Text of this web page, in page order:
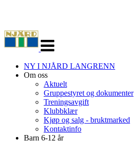
navigasjon
NY I NJÅRD LANGRENN
Om oss
Aktuelt
Gruppestyret og dokumenter
Treningsavgift
Klubbklær
Kjøp og salg - bruktmarked
Kontaktinfo
Barn 6-12 år